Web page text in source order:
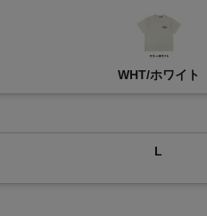
WHT/ホワイト
L